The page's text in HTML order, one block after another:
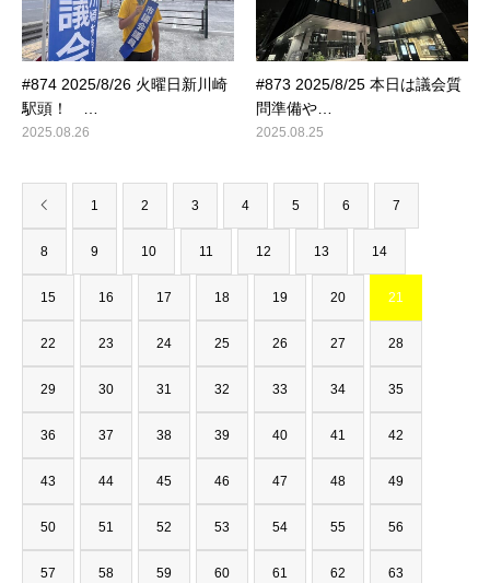
#874 2025/8/26 火曜日新川崎
駅頭！ …
2025.08.26
#873 2025/8/25 本日は議会質
問準備や…
2025.08.25
1 2 3 4 5 6 7
8 9 10 11 12 13 14
15 16 17 18 19 20 21
22 23 24 25 26 27 28
29 30 31 32 33 34 35
36 37 38 39 40 41 42
43 44 45 46 47 48 49
50 51 52 53 54 55 56
57 58 59 60 61 62 63